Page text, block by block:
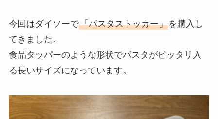
今回はダイソーで「パスタストッカー」を購入し
てきました。
食品タッパーのような形状でパスタがピッタリ入
る長いサイズになっています。